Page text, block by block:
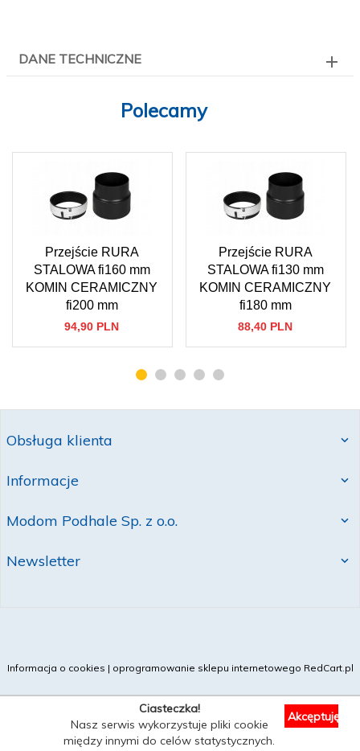
DANE TECHNICZNE
Polecamy
Przejście RURA
STALOWA fi160 mm
KOMIN CERAMICZNY
fi200 mm
94,90 PLN
Przejście RURA
STALOWA fi130 mm
KOMIN CERAMICZNY
fi180 mm
88,40 PLN
Obsługa klienta
Informacje
Modom Podhale Sp. z o.o.
Newsletter
Informacja o cookies | oprogramowanie sklepu internetowego RedCart.pl
Ciasteczka!
Nasz serwis wykorzystuje pliki cookie
między innymi do celów statystycznych.
Akcęptuję